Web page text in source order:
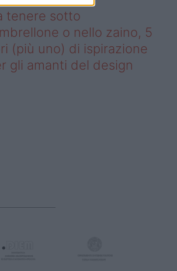
tenere sotto
o nello zaino, 5
(più uno) di ispirazione
gli amanti del design